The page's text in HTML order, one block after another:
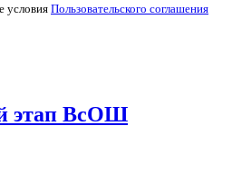
условия Пользовательского соглашения
этап ВсОШ